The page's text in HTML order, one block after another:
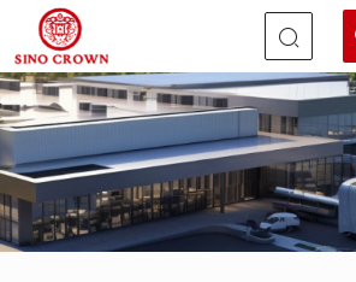
QingdaoShengtong
Tecnología
de
Maquinaria
Co.,